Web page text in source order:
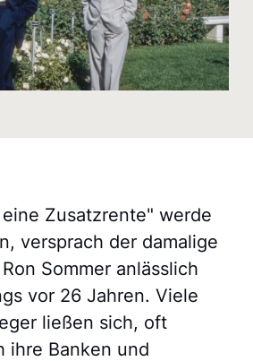
Zusatzrente" werde
versprach der damalige
Sommer anlässlich
vor 26 Jahren. Viele
ließen sich, oft
ihre Banken und